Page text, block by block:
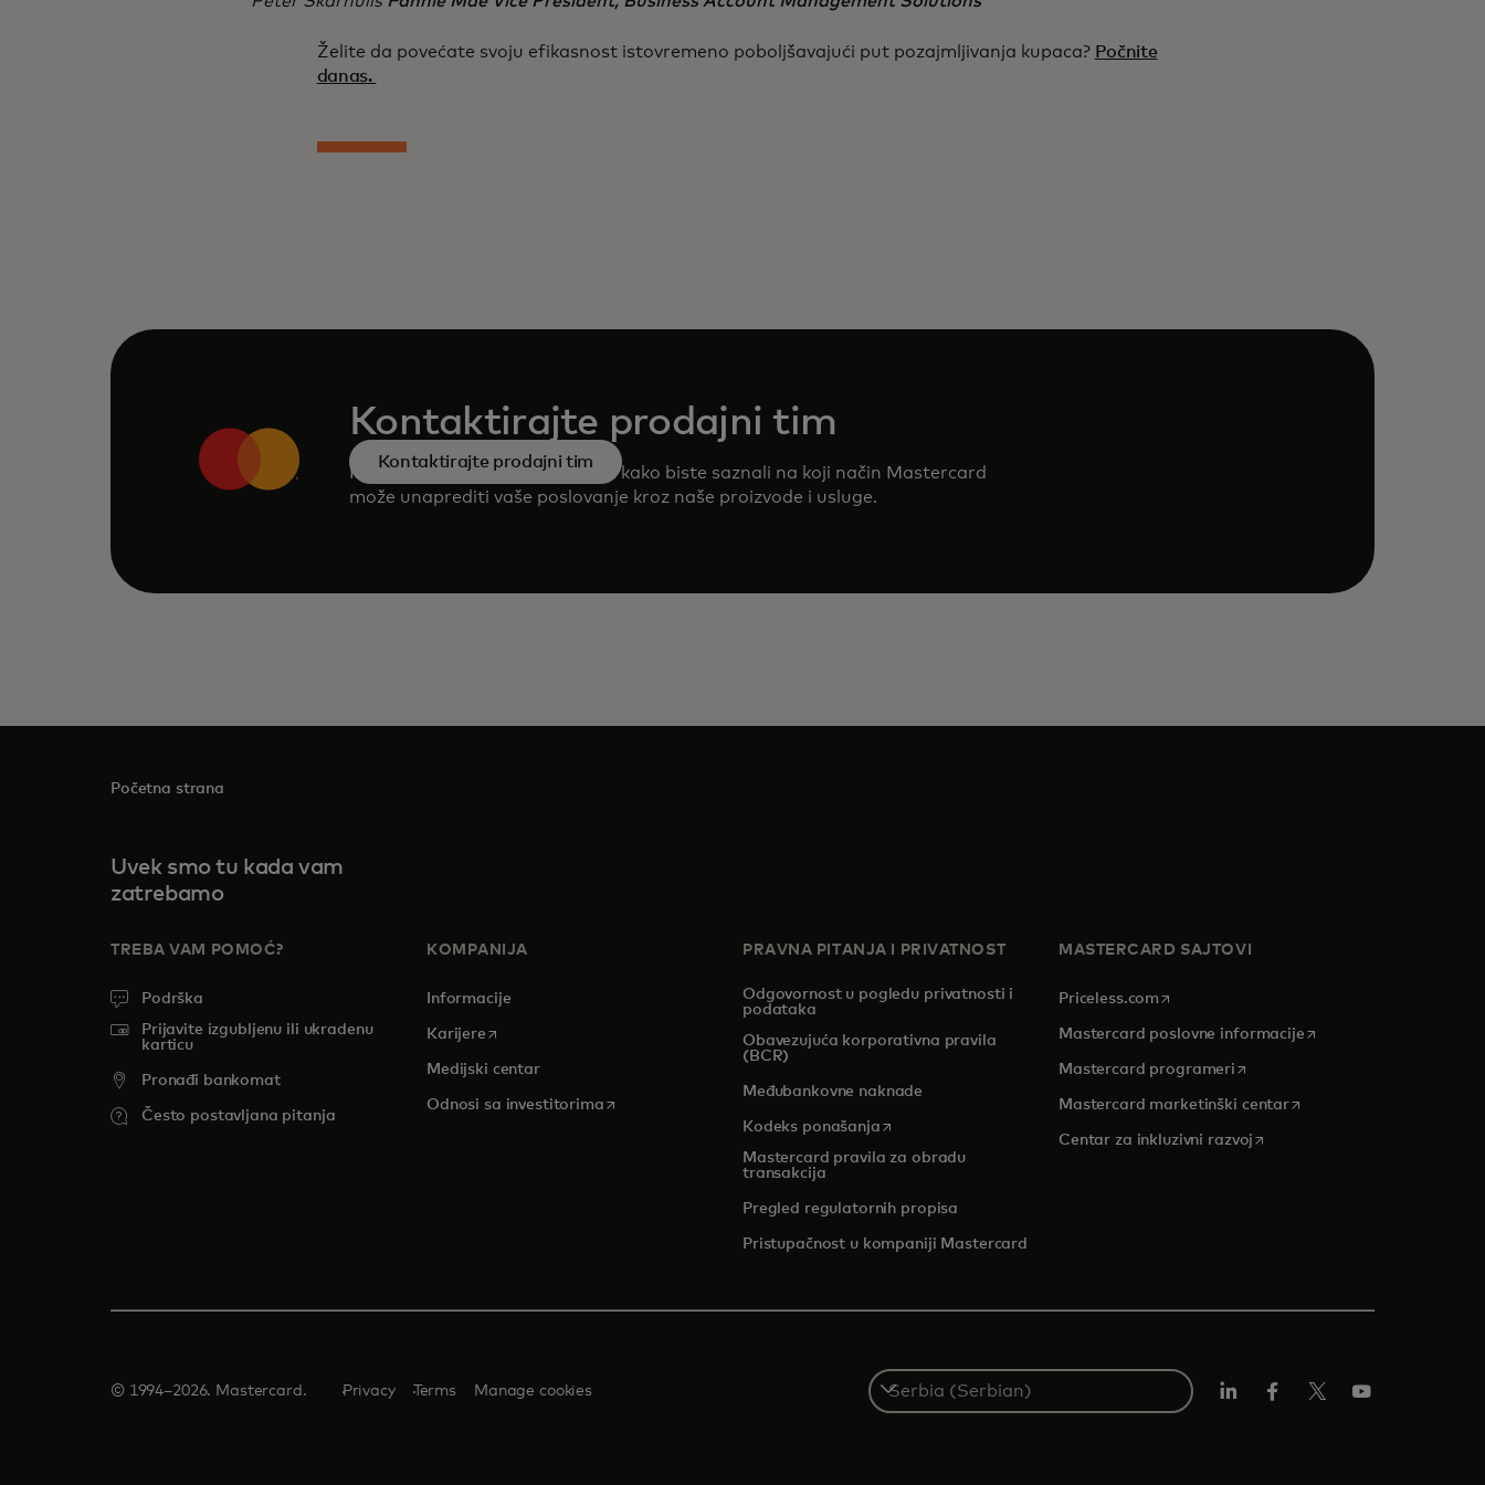
Želite da povećate svoju efikasnost istovremeno poboljšavajući put pozajmljivanja kupaca? Počnite
danas.
Kontaktirajte prodajni tim
Posavetujte se sa našim timom kako biste saznali na koji način Mastercard
može unaprediti vaše poslovanje kroz naše proizvode i usluge.
Kontaktirajte prodajni tim
Početna strana
Uvek smo tu kada vam
zatrebamo
TREBA VAM POMOĆ?
Podrška
Prijavite izgubljenu ili ukradenu
karticu
Pronađi bankomat
Često postavljana pitanja
KOMPANIJA
Informacije
Karijereopens in a new tab
Medijski centar
Odnosi sa investitorimaopens in a new tab
PRAVNA PITANJA I PRIVATNOST
Odgovornost u pogledu privatnosti i
podataka
Obavezujuća korporativna pravila
(BCR)
Međubankovne naknade
Kodeks ponašanjaopens in a new tab
Mastercard pravila za obradu
transakcija
Pregled regulatornih propisa
Pristupačnost u kompaniji Mastercard
MASTERCARD SAJTOVI
Priceless.com opens in a new tab
Mastercard poslovne informacijeopens in a new tab
Mastercard programeri opens in a new tab
Mastercard marketinški centaropens in a new tab
Centar za inkluzivni razvoj opens in a new tab
© 1994–2026. Mastercard. Privacy Terms Manage cookies
Select
a
country